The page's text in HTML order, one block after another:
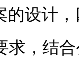
的设计
求，结